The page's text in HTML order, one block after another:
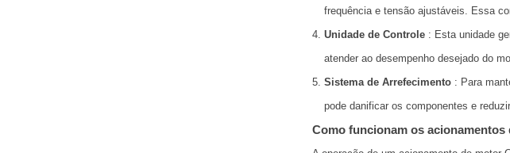
frequência e tensão ajustáveis. Essa
Unidade de Controle: Esta unidade
atender ao desempenho desejado do
Sistema de Arrefecimento: Para
pode danificar os componentes e
Como funcionam os acionamentos